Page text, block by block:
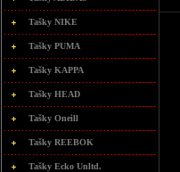
Tašky NIKE
Tašky PUMA
Tašky KAPPA
Tašky HEAD
Tašky Oneill
Tašky REEBOK
Tašky Ecko Unltd.